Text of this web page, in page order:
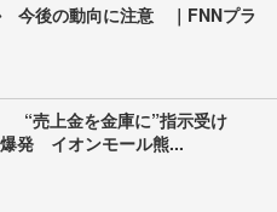
今後の動向に注意 ｜FNNプラ
“売上金を金庫に”指示受け
発 イオンモール熊...